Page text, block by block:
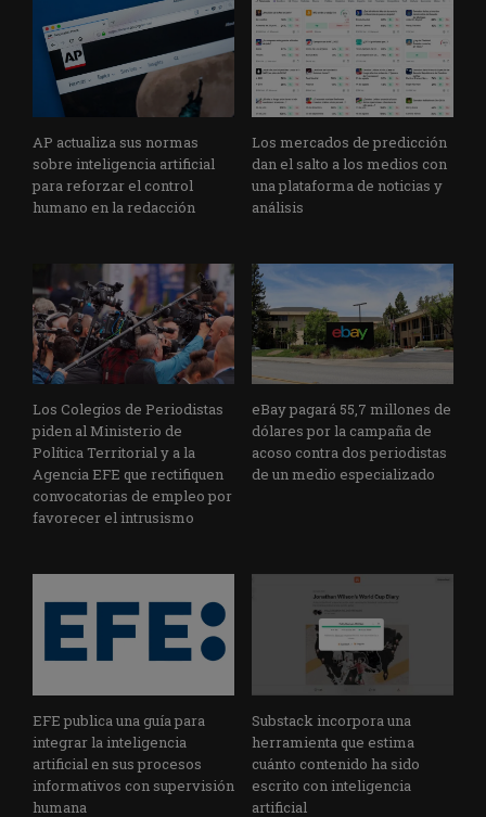
AP actualiza sus normas
sobre inteligencia artificial
para reforzar el control
humano en la redacción
Los mercados de predicción
dan el salto a los medios con
una plataforma de noticias y
análisis
Los Colegios de Periodistas
piden al Ministerio de
Política Territorial y a la
Agencia EFE que rectifiquen
convocatorias de empleo por
favorecer el intrusismo
eBay pagará 55,7 millones de
dólares por la campaña de
acoso contra dos periodistas
de un medio especializado
EFE publica una guía para
integrar la inteligencia
artificial en sus procesos
informativos con supervisión
humana
Substack incorpora una
herramienta que estima
cuánto contenido ha sido
escrito con inteligencia
artificial